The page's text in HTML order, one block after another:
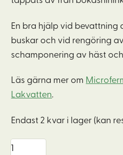
En bra hjälp vid bevattning
buskar och vid rengöring
schamponering av häst
Läs gärna mer om
Lakvatten.
Endast 2 kvar i lager (kan
Aquamix